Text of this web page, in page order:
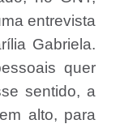
entrevista
Gabriela.
quer
sentido, a
alto, para